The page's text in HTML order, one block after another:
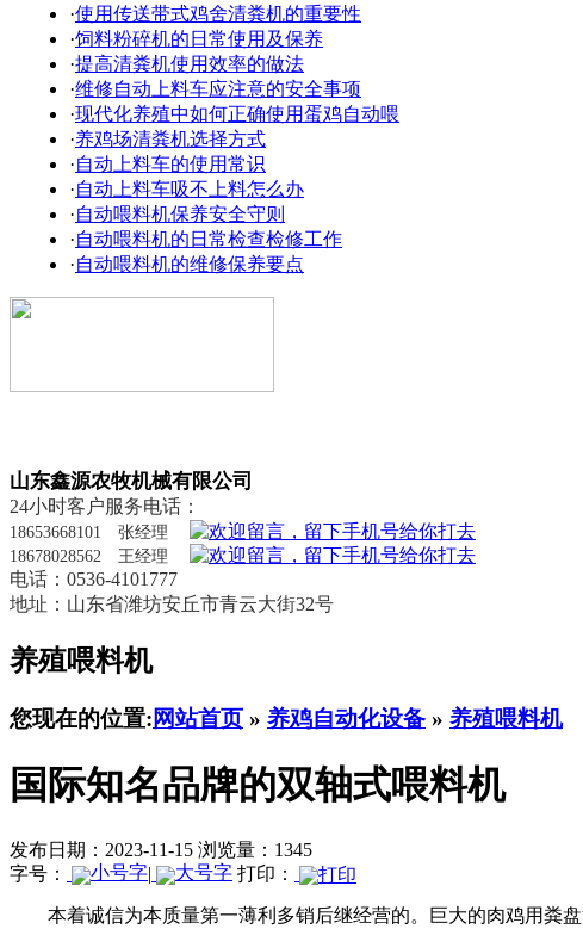
·使用传送带式鸡舍清粪机的重要性
·饲料粉碎机的日常使用及保养
·提高清粪机使用效率的做法
·维修自动上料车应注意的安全事项
·现代化养殖中如何正确使用蛋鸡自动喂
·养鸡场清粪机选择方式
·自动上料车的使用常识
·自动上料车吸不上料怎么办
·自动喂料机保养安全守则
·自动喂料机的日常检查检修工作
·自动喂料机的维修保养要点
山东鑫源农牧机械有限公司
24小时客户服务电话：
18653668101 张经理
18678028562 王经理
电话：0536-4101777
地址：山东省潍坊安丘市青云大街32号
养殖喂料机
您现在的位置:网站首页 » 养鸡自动化设备 » 养殖喂料机
国际知名品牌的双轴式喂料机
发布日期：2023-11-15 浏览量：1345
字号：
| 打印：
本着诚信为本质量第一薄利多销后继经营的。巨大的肉鸡用粪盘